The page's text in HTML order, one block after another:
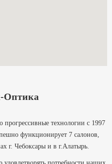
технологии с 1997
функционирует 7 салонов,
г. Чебоксары и в г.Алатырь.